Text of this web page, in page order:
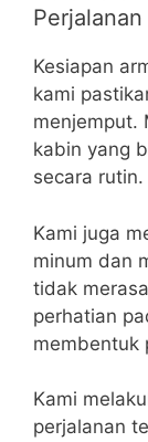
Perjalanan
Kesiapan
kami
menjemput.
kabin yang
secara rutin.
Kami juga
minum dan
tidak
perhatian
membentuk
Kami
perjalanan